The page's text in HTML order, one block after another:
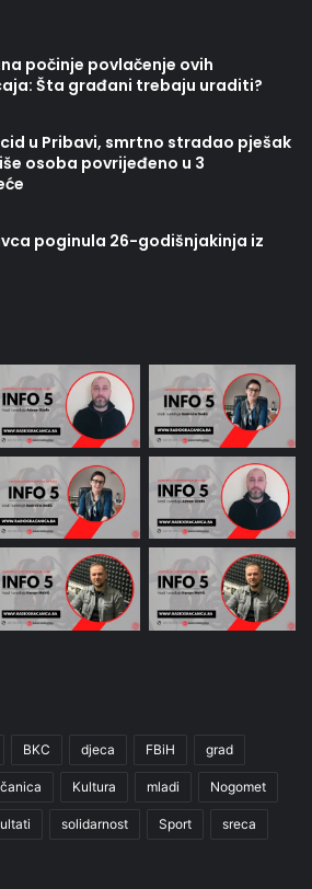
počinje povlačenje ovih
Šta građani trebaju uraditi?
u Pribavi, smrtno stradao pješak
osoba povrijeđeno u 3
poginula 26-godišnjakinja iz
BKC djeca FBiH grad
Kultura mladi Nogomet
solidarnost Sport sreca